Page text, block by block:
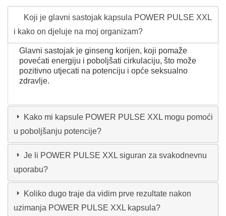
Koji je glavni sastojak kapsula POWER PULSE XXL
i kako on djeluje na moj organizam?
Glavni sastojak je ginseng korijen, koji pomaže
povećati energiju i poboljšati cirkulaciju, što može
pozitivno utjecati na potenciju i opće seksualno
zdravlje.
Kako mi kapsule POWER PULSE XXL mogu pomoći
u poboljšanju potencije?
Je li POWER PULSE XXL siguran za svakodnevnu
uporabu?
Koliko dugo traje da vidim prve rezultate nakon
uzimanja POWER PULSE XXL kapsula?